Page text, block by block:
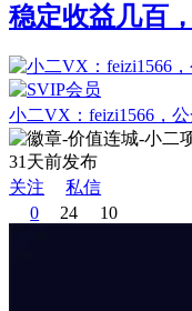
稳定收益几百
小二VX：feizi1566，
31天前发布
关注
私信
0
24 10